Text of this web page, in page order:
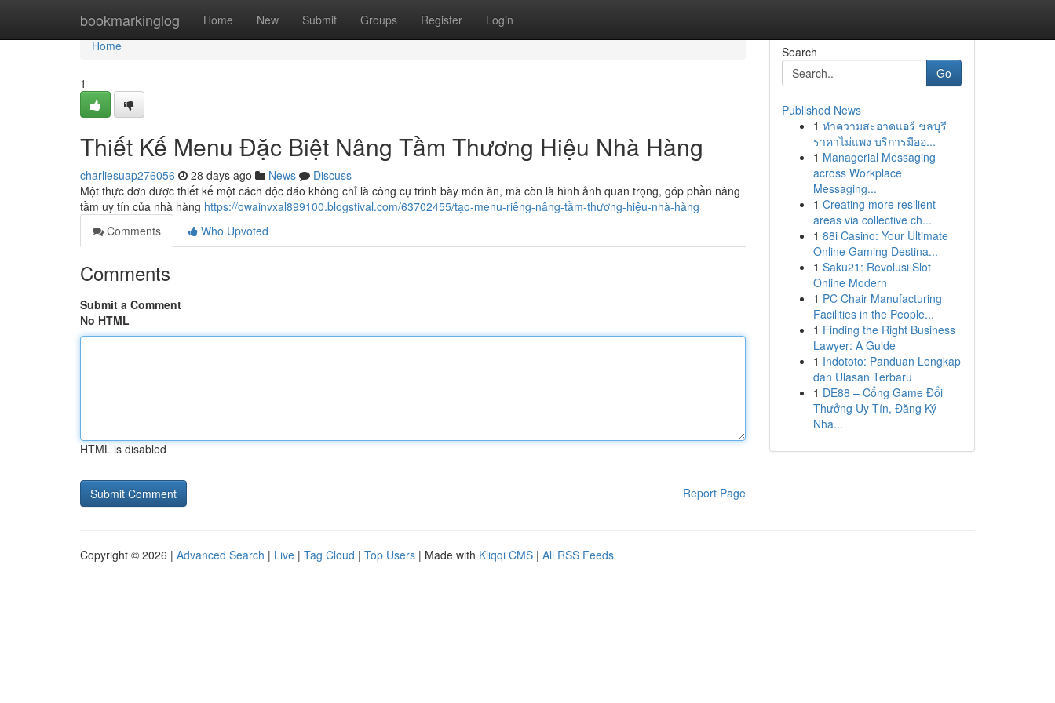
bookmarkinglog Home New Submit Groups Register Login
Home
Home
1
Thiết Kế Menu Đặc Biệt Nâng Tầm Thương Hiệu Nhà Hàng
charliesuap276056 28 days ago News
Discuss
Một thực đơn được thiết kế một cách độc đáo không chỉ là công cụ trình bày món ăn, mà còn là hình ảnh quan trọng, góp phần nâng
tầm uy tín của nhà hàng https://owainvxal899100.blogstival.com/63702455/tạo-menu-riêng-nâng-tầm-thương-hiệu-nhà-hàng
Comments
Who Upvoted
Comments
Submit a Comment
No HTML
HTML is disabled
Report Page
Search
Go
Published News
1 ทำความสะอาดแอร์ ชลบุรี
ราคาไม่แพง บริการมืออ...
1 Managerial Messaging
across Workplace
Messaging...
1 Creating more resilient
areas via collective ch...
1 88i Casino: Your Ultimate
Online Gaming Destina...
1 Saku21: Revolusi Slot
Online Modern
1 PC Chair Manufacturing
Facilities in the People...
1 Finding the Right Business
Lawyer: A Guide
1 Indototo: Panduan Lengkap
dan Ulasan Terbaru
1 DE88 – Cổng Game Đổi
Thưởng Uy Tín, Đăng Ký
Nha...
Copyright © 2026 | Advanced Search | Live | Tag Cloud | Top Users | Made with Kliqqi CMS | All RSS Feeds